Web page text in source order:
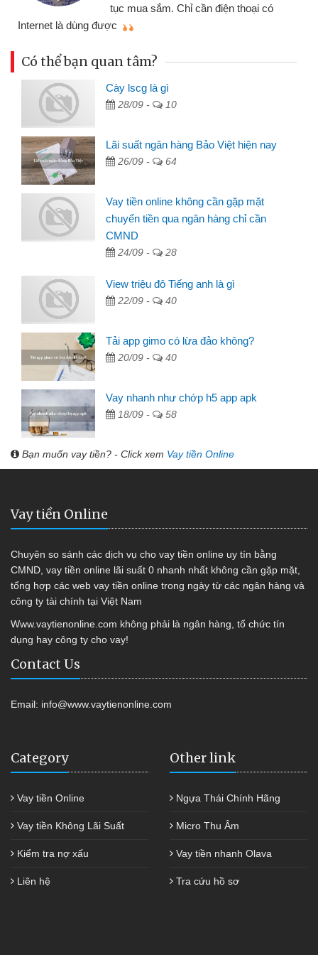
Có thể bạn quan tâm?
Cày lscg là gì
28/09 - 10
Lãi suất ngân hàng Bảo Việt hiện nay
26/09 - 64
Vay tiền online không cần gặp mặt
chuyển tiền qua ngân hàng chỉ cần
CMND
24/09 - 28
View triệu đô Tiếng anh là gì
22/09 - 40
Tải app gimo có lừa đảo không?
20/09 - 40
Vay nhanh như chớp h5 app apk
18/09 - 58
Bạn muốn vay tiền? - Click xem Vay tiền Online
Vay tiền Online
Chuyên so sánh các dịch vụ cho vay tiền online uy tín bằng
CMND, vay tiền online lãi suất 0 nhanh nhất không cần gặp mặt,
tổng hợp các web vay tiền online trong ngày từ các ngân hàng và
công ty tài chính tại Việt Nam
Www.vaytienonline.com không phải là ngân hàng, tổ chức tín
dụng hay công ty cho vay!
Contact Us
Email: info@www.vaytienonline.com
Category
Vay tiền Online
Vay tiền Không Lãi Suất
Kiểm tra nợ xấu
Liên hệ
Other link
Ngựa Thái Chính Hãng
Micro Thu Âm
Vay tiền nhanh Olava
Tra cứu hồ sơ